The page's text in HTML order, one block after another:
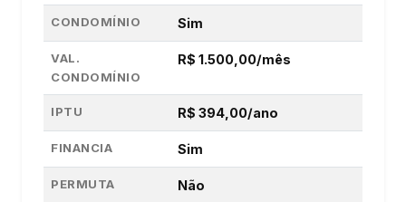
CONDOMÍNIO Sim
VAL.
CONDOMÍNIO
R$ 1.500,00/mês
IPTU R$ 394,00/ano
FINANCIA Sim
PERMUTA Não